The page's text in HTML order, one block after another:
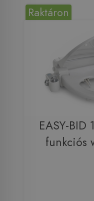
Raktáron
EASY-BID
funkciós